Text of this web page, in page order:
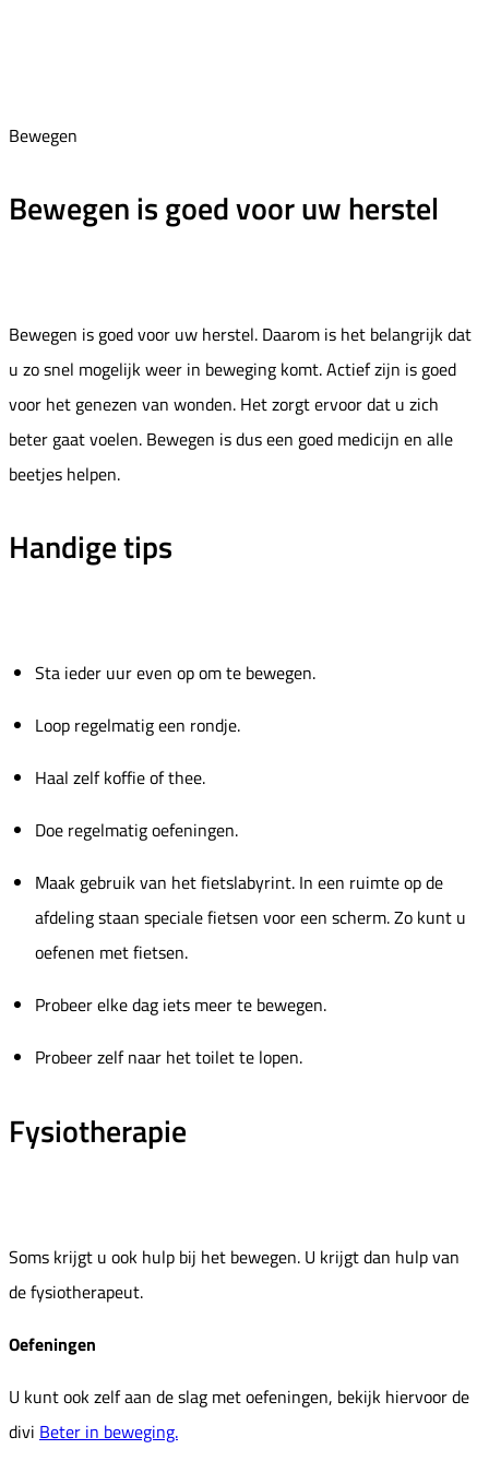
Bewegen
Bewegen is goed voor uw herstel
Bewegen is goed voor uw herstel. Daarom is het belangrijk dat
u zo snel mogelijk weer in beweging komt. Actief zijn is goed
voor het genezen van wonden. Het zorgt ervoor dat u zich
beter gaat voelen. Bewegen is dus een goed medicijn en alle
beetjes helpen.
Handige tips
Sta ieder uur even op om te bewegen.
Loop regelmatig een rondje.
Haal zelf koffie of thee.
Doe regelmatig oefeningen.
Maak gebruik van het fietslabyrint. In een ruimte op de
afdeling staan speciale fietsen voor een scherm. Zo kunt u
oefenen met fietsen.
Probeer elke dag iets meer te bewegen.
Probeer zelf naar het toilet te lopen.
Fysiotherapie
Soms krijgt u ook hulp bij het bewegen. U krijgt dan hulp van
de fysiotherapeut.
Oefeningen
U kunt ook zelf aan de slag met oefeningen, bekijk hiervoor de
divi Beter in beweging.